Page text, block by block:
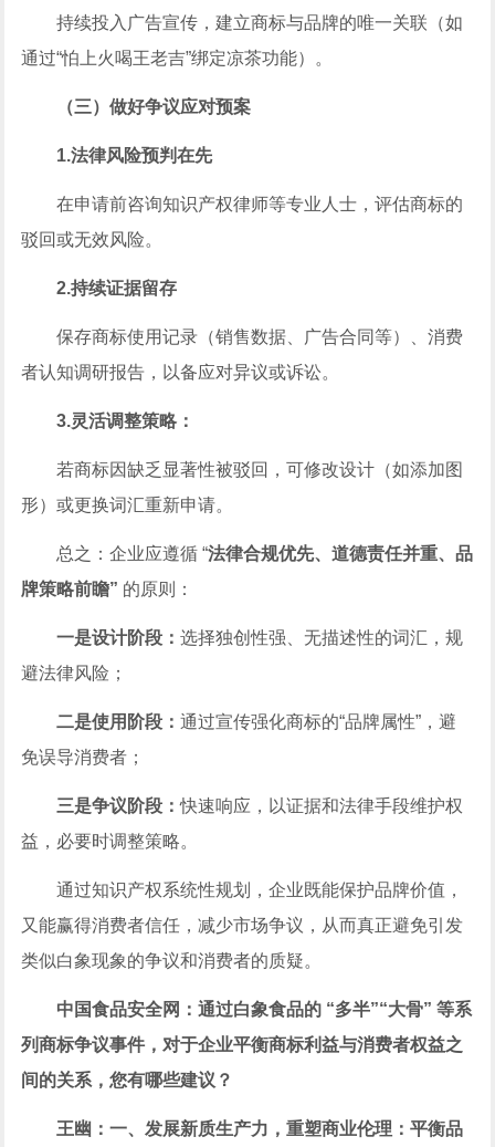
持续投入广告宣传，建立商标与品牌的唯一关联（如
通过“怕上火喝王老吉”绑定凉茶功能）。
（三）做好争议应对预案
1.法律风险预判在先
在申请前咨询知识产权律师等专业人士，评估商标的
驳回或无效风险。
2.持续证据留存
保存商标使用记录（销售数据、广告合同等）、消费
者认知调研报告，以备应对异议或诉讼。
3.灵活调整策略：
若商标因缺乏显著性被驳回，可修改设计（如添加图
形）或更换词汇重新申请。
总之：企业应遵循 “法律合规优先、道德责任并重、品
牌策略前瞻” 的原则：
一是设计阶段：选择独创性强、无描述性的词汇，规
避法律风险；
二是使用阶段：通过宣传强化商标的“品牌属性”，避
免误导消费者；
三是争议阶段：快速响应，以证据和法律手段维护权
益，必要时调整策略。
通过知识产权系统性规划，企业既能保护品牌价值，
又能赢得消费者信任，减少市场争议，从而真正避免引发
类似白象现象的争议和消费者的质疑。
中国食品安全网：通过白象食品的 “多半”“大骨” 等系
列商标争议事件，对于企业平衡商标利益与消费者权益之
间的关系，您有哪些建议？
王幽：一、发展新质生产力，重塑商业伦理：平衡品